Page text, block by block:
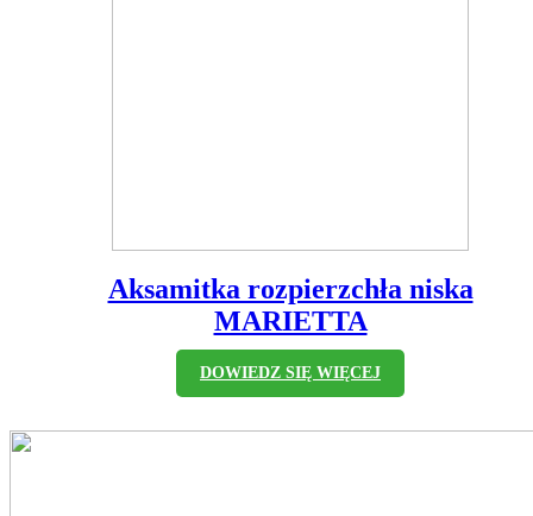
Aksamitka rozpierzchła niska
MARIETTA
DOWIEDZ SIĘ WIĘCEJ